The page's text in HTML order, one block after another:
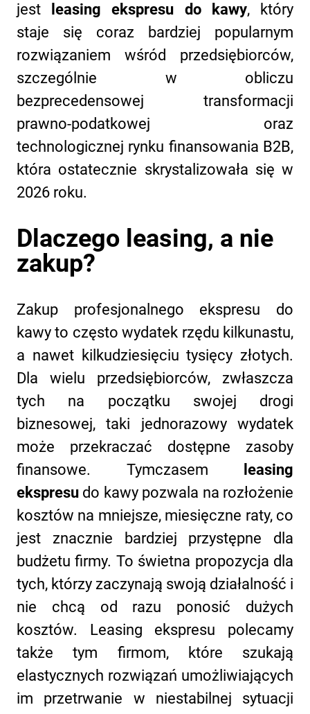
jest
leasing ekspresu do kawy, który
staje się coraz bardziej popularnym
rozwiązaniem wśród przedsiębiorców,
szczególnie w obliczu
bezprecedensowej transformacji
prawno-podatkowej oraz
technologicznej rynku finansowania B2B,
która ostatecznie skrystalizowała się w
2026 roku.
Dlaczego leasing, a nie
zakup?
Zakup profesjonalnego ekspresu do
kawy to często wydatek rzędu kilkunastu,
a nawet kilkudziesięciu tysięcy złotych.
Dla wielu przedsiębiorców, zwłaszcza
tych na początku swojej drogi
biznesowej, taki jednorazowy wydatek
może przekraczać dostępne zasoby
finansowe. Tymczasem
leasing
ekspresu do kawy pozwala na rozłożenie
kosztów na mniejsze, miesięczne raty, co
jest znacznie bardziej przystępne dla
budżetu firmy. To świetna propozycja dla
tych, którzy zaczynają swoją działalność i
nie chcą od razu ponosić dużych
kosztów. Leasing ekspresu polecamy
także tym firmom, które szukają
elastycznych rozwiązań umożliwiających
im przetrwanie w niestabilnej sytuacji